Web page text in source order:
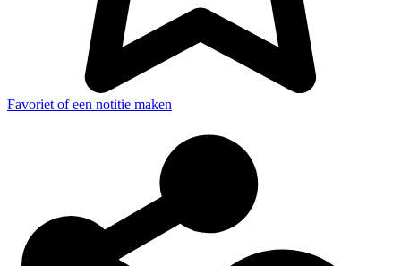
Favoriet of een notitie maken